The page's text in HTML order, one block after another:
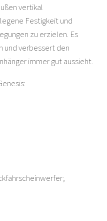
vertikal
Festigkeit und
zu erzielen. Es
und verbessert den
immer gut aussieht.